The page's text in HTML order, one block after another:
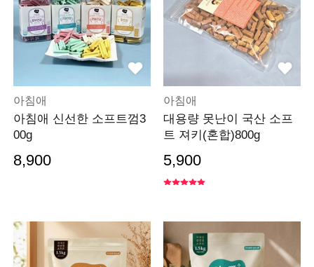
아침애
아침애 신선한 소프트껌3
00g
8,900
아침애
대용량 못난이 국산 소프
트 져키(혼합)800g
5,900